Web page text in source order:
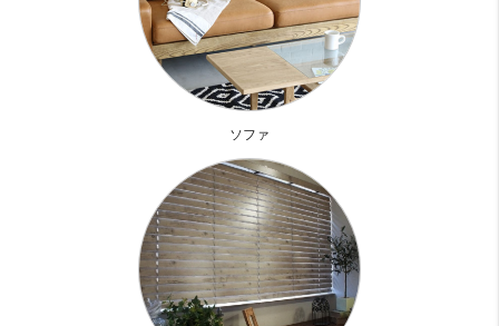
ビッグワンルームなのでレイアウトも自在！ってのもポイン
なかなかここまでのクオリティーの高いお部屋はありません
人通りの多いエリア。
夜遅く帰っても明るいので安心ですが
サイレントライフをご希望の方にはオススメ出来ません。
ソファ